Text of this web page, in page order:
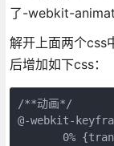
了-webkit-
解开上面两个
后增加如下css：
/**动画*/
@-webkit-
0%